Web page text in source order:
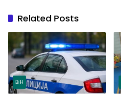
Related Posts
BiH